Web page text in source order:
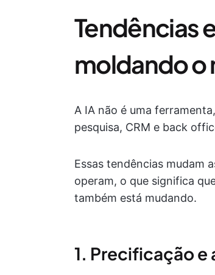
Tendências
moldando o
A IA não é uma
pesquisa, CRM e back
Essas tendências mudam
operam, o que significa
também está mudando.
1. Precificação e